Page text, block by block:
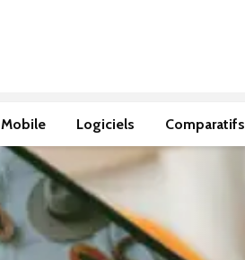
Mobile Logiciels Comparatifs